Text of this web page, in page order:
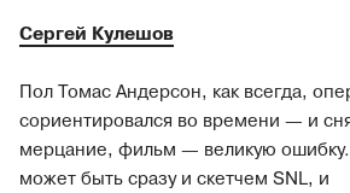
Сергей Кулешов
Пол Томас Андерсон, как всегда,
сориентировался во времени — и
мерцание, фильм — великую ошибку.
может быть сразу и скетчем SNL, и